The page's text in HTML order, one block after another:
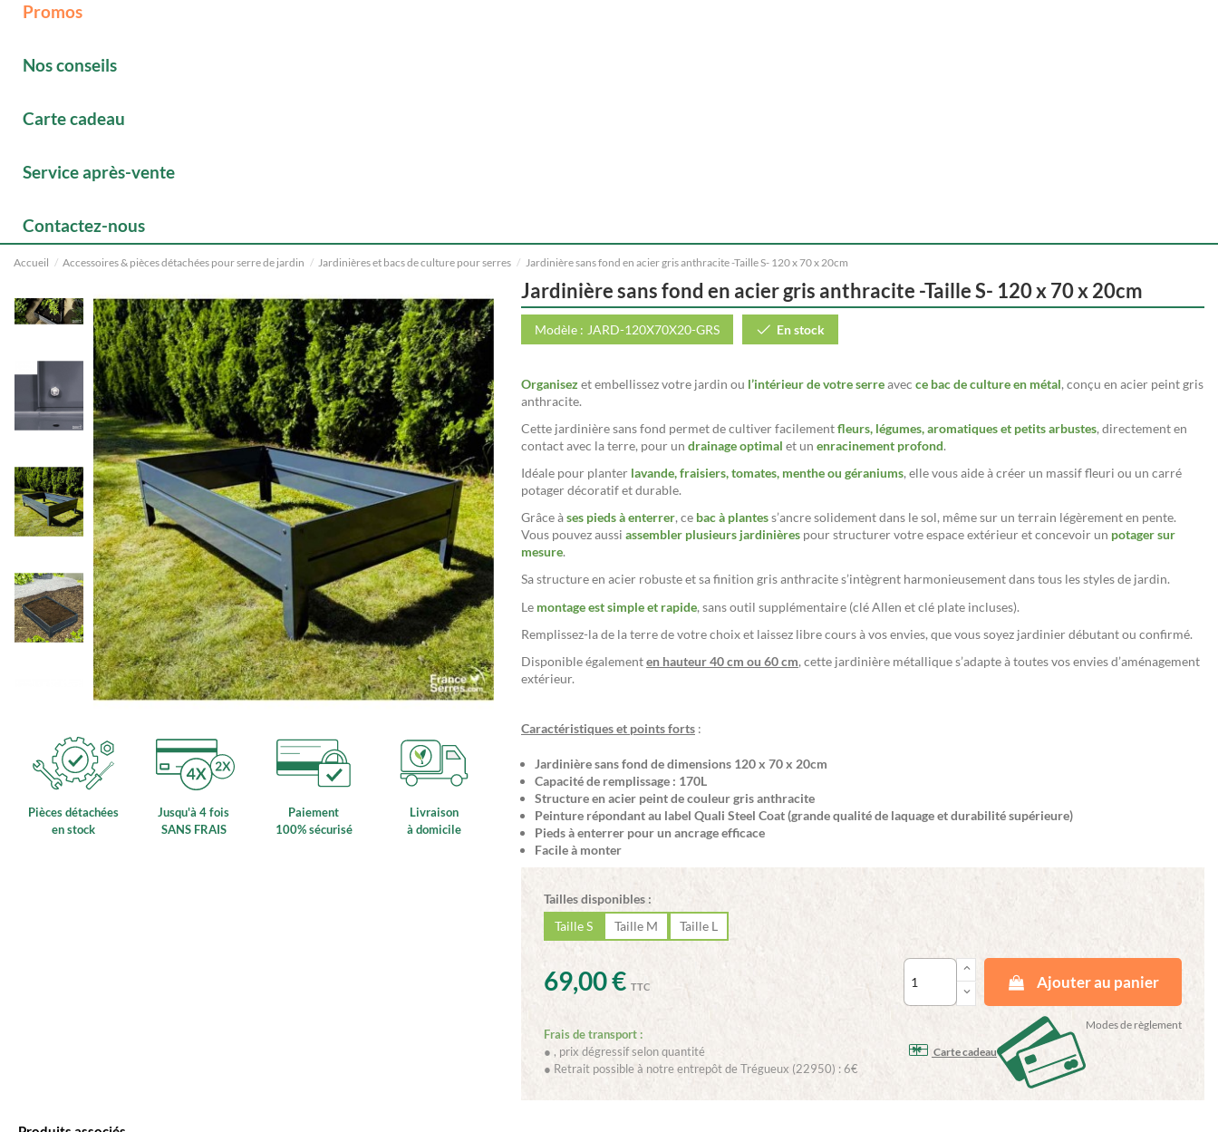
Promos
Nos conseils
Carte cadeau
Service après-vente
Contactez-nous
Accueil Accessoires & pièces détachées pour serre de jardin Jardinières et bacs de culture pour serres Jardinière sans fond en acier gris anthracite -Taille S- 120 x 70 x 20cm
Pièces détachées
en stock
Jusqu'à 4 fois
SANS FRAIS
Paiement
100% sécurisé
Livraison
à domicile
Jardinière sans fond en acier gris anthracite -Taille S- 120 x 70 x 20cm
Organisez et embellissez votre jardin ou l’intérieur de votre serreavec ce bac de culture en métal, conçu en acier peint gris
anthracite.
Cette jardinière sans fond permet de cultiver facilementfleurs, légumes, aromatiques et petits arbustes, directement en
contact avec la terre, pour un drainage optimal et un enracinement profond.
Idéale pour planter lavande, fraisiers, tomates, menthe ou géraniums, elle vous aide à créer un massif fleuri ou un carré
potager décoratif et durable.
Grâce àses pieds à enterrer, ce bac à plantess’ancre solidement dans le sol, même sur un terrain légèrement en pente.
Vous pouvez aussi assembler plusieurs jardinières pour structurer votre espace extérieur et concevoir un potager sur
mesure.
Sa structure en acier robuste et sa finition gris anthracite s’intègrent harmonieusement dans tous les styles de jardin.
Le montage est simple et rapide, sans outil supplémentaire (clé Allen et clé plate incluses).
Remplissez-la de la terre de votre choix et laissez libre cours à vos envies, que vous soyez jardinier débutant ou confirmé.
Disponible égalementen hauteur 40 cm ou 60 cm, cette jardinière métallique s’adapte à toutes vos envies d’aménagement
extérieur.
Caractéristiques et points forts :
Jardinière sans fond de dimensions 120 x 70 x 20cm
Capacité de remplissage : 170L
Structure en acier peint de couleur gris anthracite
Peinture répondant au label Quali Steel Coat (grande qualité de laquage et durabilité supérieure)
Pieds à enterrer pour un ancrage efficace
Facile à monter
Tailles disponibles :
Taille S
Taille M Taille L
Modèle : JARD-120X70X20-GRS En stock
69,00 € TTC
keyboard_arrow_up
keyboard_arrow_down
Ajouter au panier
Carte cadeau
Modes de règlement
Frais de transport :
● , prix dégressif selon quantité
● Retrait possible à notre entrepôt de Trégueux (22950) : 6€